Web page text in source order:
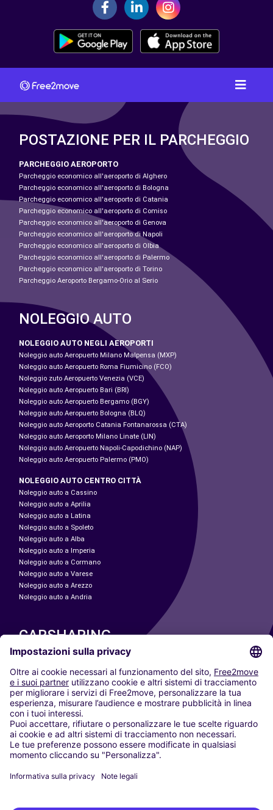
POSTAZIONE PER IL PARCHEGGIO
PARCHEGGIO AEROPORTO
Parcheggio economico all'aeroporto di Alghero
Parcheggio economico all'aeroporto di Bologna
Parcheggio economico all'aeroporto di Catania
Parcheggio economico all'aeroporto di Comiso
Parcheggio economico all'aeroporto di Genova
Parcheggio economico all'aeroporto di Napoli
Parcheggio economico all'aeroporto di Olbia
Parcheggio economico all'aeroporto di Palermo
Parcheggio economico all'aeroporto di Torino
Parcheggio Aeroporto Bergamo-Orio al Serio
NOLEGGIO AUTO
NOLEGGIO AUTO NEGLI AEROPORTI
Noleggio auto Aeropuerto Milano Malpensa (MXP)
Noleggio auto Aeropuerto Roma Fiumicino (FCO)
Noleggio zuto Aeropuerto Venezia (VCE)
Noleggio auto Aeropuerto Bari (BRI)
Noleggio auto Aeropuerto Bergamo (BGY)
Noleggio auto Aeropuerto Bologna (BLQ)
Noleggio auto Aeroporto Catania Fontanarossa (CTA)
Noleggio auto Aeroporto Milano Linate (LIN)
Noleggio auto Aeropuerto Napoli-Capodichino (NAP)
Noleggio auto Aeropuerto Palermo (PMO)
NOLEGGIO AUTO CENTRO CITTÀ
Noleggio auto a Cassino
Noleggio auto a Aprilia
Noleggio auto a Latina
Noleggio auto a Spoleto
Noleggio auto a Alba
Noleggio auto a Imperia
Noleggio auto a Cormano
Noleggio auto a Varese
Noleggio auto a Arezzo
Noleggio auto a Andria
CARSHARING
LE NOSTRE CITTÀ
Paris
Madrid
Washington DC
Milano
Roma
Torino
Vienna
Berlino
Düsseldorf